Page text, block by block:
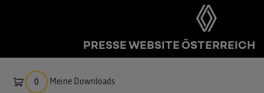
PRESSE WEBSITE ÖSTERREICH
0 Meine Downloads